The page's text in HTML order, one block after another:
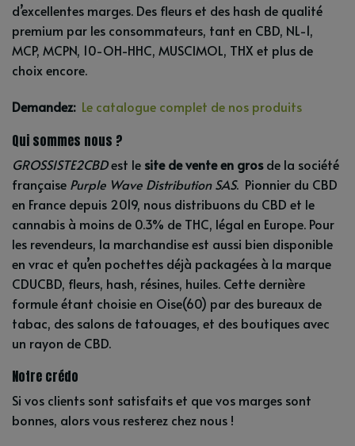
d’excellentes marges. Des fleurs et des hash de qualité
premium par les consommateurs, tant en CBD, NL-1,
MCP, MCPN, 10-OH-HHC, MUSCIMOL, THX et plus de
choix encore.
Demandez: Le catalogue complet de nos produits
Qui sommes nous ?
GROSSISTE2CBDest le site de vente en grosde la société
française Purple Wave Distribution SAS. Pionnier du CBD
en France depuis 2019, nous distribuons du CBD et le
cannabis à moins de 0.3% de THC, légal en Europe. Pour
les revendeurs, la marchandise est aussi bien disponible
en vrac et qu’en pochettes déjà packagées à la marque
CDUCBD, fleurs, hash, résines, huiles. Cette dernière
formule étant choisie en Oise(60) par des bureaux de
tabac, des salons de tatouages, et des boutiques avec
un rayon de CBD.
Notre crédo
Si vos clients sont satisfaits et que vos marges sont
bonnes, alors vous resterez chez nous !